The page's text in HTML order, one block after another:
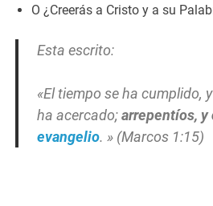
O ¿Creerás a Cristo y a su
Esta escrito:
«El tiempo se ha cumplido,
ha acercado;arrepentíos, y
evangelio. » (Marcos 1:15)